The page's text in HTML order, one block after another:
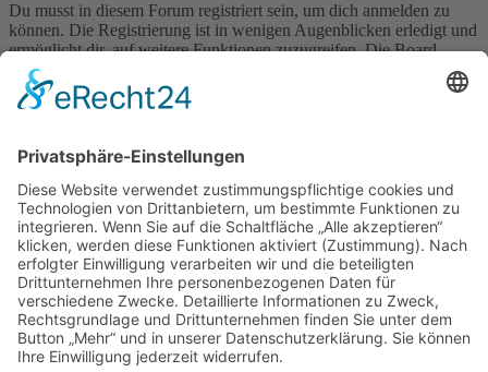
Du musst in diesem Forum registriert sein, um dich anmelden zu
können. Die Registrierung ist in wenigen Augenblicken erledigt und
ermöglicht dir, auf weitere Funktionen zuzugreifen. Die Board-
Administration kann registrierten Benutzern auch zusätzliche
Berechtigungen zuweisen. Beachte bitte unsere
Nutzungsbedingungen und die verwandten Regelungen, bevor du
wenn du dich in diesem Board bewegst.
Nutzungsbedingungen|Datenschutzerklärung
Registrieren
Foren-Übersicht
Alle Zeiten sindUTC+02:00
Alle Cookies löschen
Powered byphpBB® Forum Software © phpBB Limited